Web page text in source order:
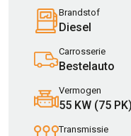
Brandstof
Diesel
Carrosserie
Bestelauto
Vermogen
55 KW (75 PK)
Transmissie